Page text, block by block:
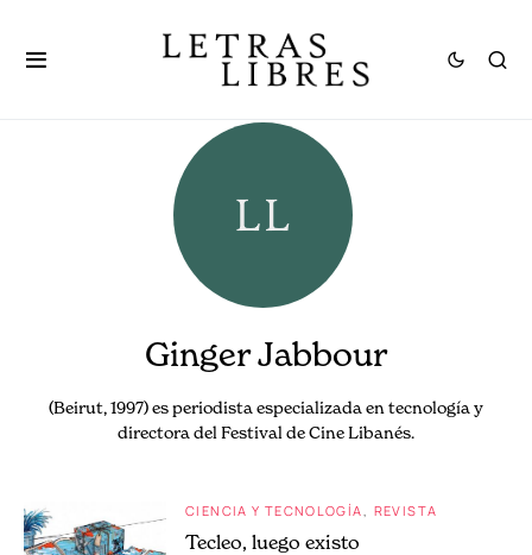
Ginger Jabbour
(Beirut, 1997) es periodista especializada en tecnología y
directora del Festival de Cine Libanés.
CIENCIA Y TECNOLOGÍA REVISTA
Tecleo, luego existo